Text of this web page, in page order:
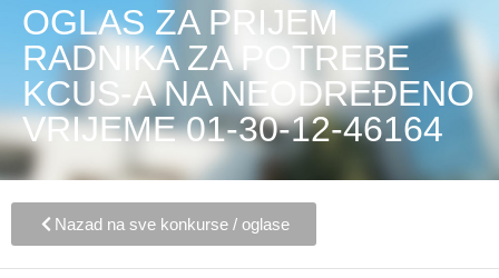
OGLAS ZA PRIJEM
RADNIKA ZA POTREBE
KCUS-A NA NEODREĐENO
VRIJEME 01-30-12-46164
Nazad na sve konkurse / oglase